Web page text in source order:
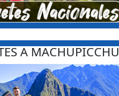
A MACHUPICCHU